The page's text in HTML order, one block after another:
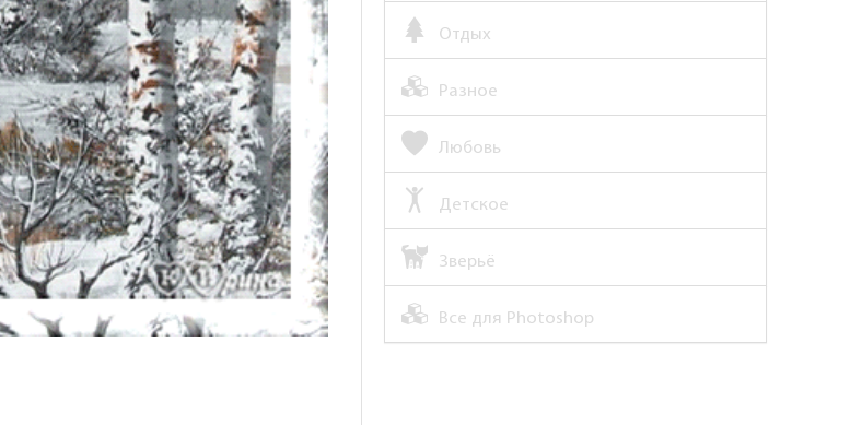
Отдых
Разное
Любовь
Детское
Зверьё
Все для Photoshop